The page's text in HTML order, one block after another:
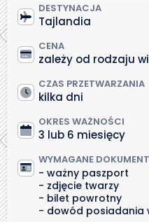
DESTYNACJA
Tajlandia
CENA
zależy od rodzaju
CZAS PRZETWARZANIA
kilka dni
OKRES WAŻNOŚCI
3 lub 6 miesięcy
WYMAGANE
ważny paszport
zdjęcie twarzy
bilet powrotny
dowód posiadania